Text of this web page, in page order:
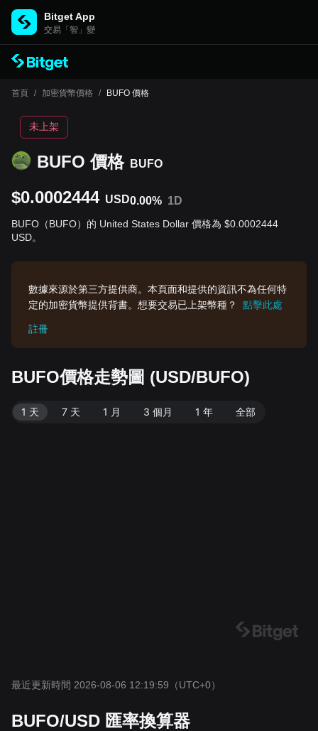
Bitget App
交易「智」變
首頁 / 加密貨幣價格 / BUFO 價格
BUFO 價格 BUFO
未上架
$0.0002444 USD0.00% 1D
BUFO（BUFO）的 United States Dollar 價格為 $0.0002444
USD。
數據來源於第三方提供商。本頁面和提供的資訊不為任何特
定的加密貨幣提供背書。想要交易已上架幣種？
點擊此處
註冊
BUFO價格走勢圖 (USD/BUFO)
1 天 7 天 1 月 3 個月 1 年 全部
最近更新時間 2026-08-06 12:19:59 （UTC+0）
BUFO/USD 匯率換算器